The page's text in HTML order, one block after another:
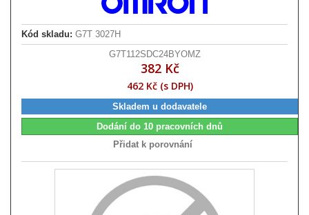
Kód skladu: G7T 3027H
G7T112SDC24BYOMZ
382 Kč
462 Kč (s DPH)
Skladem u dodavatele
Dodání do 10 pracovních dnů
Přidat k porovnání